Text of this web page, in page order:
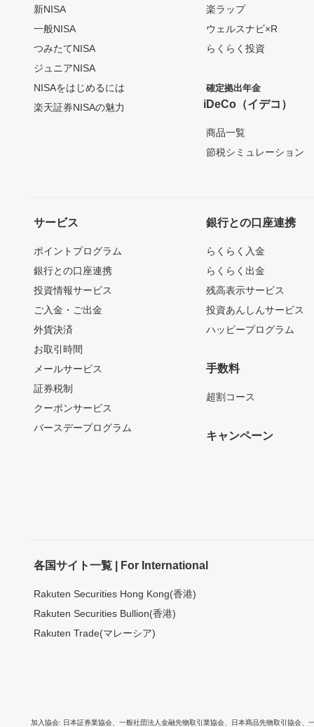
新NISA
一般NISA
つみたてNISA
ジュニアNISA
NISAをはじめるには
楽天証券NISAの魅力
楽ラップ
ウェルスナビ×R
らくらく投資
確定拠出年金
iDeCo（イデコ）
商品一覧
節税シミュレーション
サービス
ポイントプログラム
銀行との口座連携
投資情報サービス
ご入金・ご出金
外貨決済
お取引時間
メールサービス
証券税制
クーポンサービス
バースデープログラム
銀行との口座連携
らくらく入金
らくらく出金
残高表示サービス
投資あんしんサービス
ハッピープログラム
手数料
超割コース
キャンペーン
各国サイト一覧 | For International
Rakuten Securities Hong Kong(香港)
Rakuten Securities Bullion(香港)
Rakuten Trade(マレーシア)
加入協会 日本証券業協会 一般社団法人金融先物取引業協会 日本商品先物取引協会